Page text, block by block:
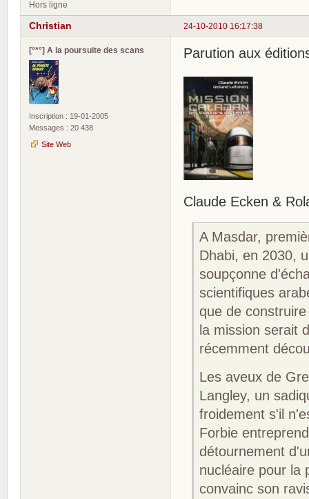
Hors ligne
24-10-2010 16:17:38
Christian
[°*°] A la poursuite des scans
Inscription : 19-01-2005
Messages : 20 438
Site Web
Parution aux
Claude Ecken &
A Masdar,
Dhabi, en 2030,
soupçonne
scientifiques
que de
la mission serait
récemment
Les aveux de
Langley, un
froidement s'il
Forbie
détournement
nucléaire pour la
convainc son